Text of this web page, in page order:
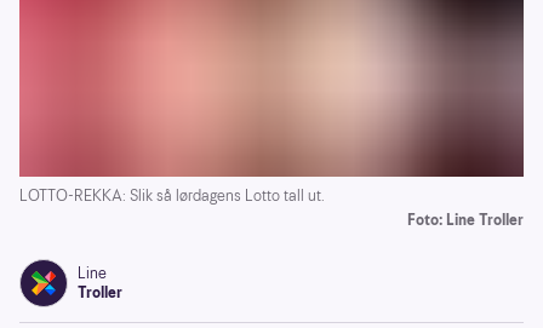
LOTTO-REKKA: Slik så lørdagens Lotto tall ut.
Foto: Line Troller
Line
Troller